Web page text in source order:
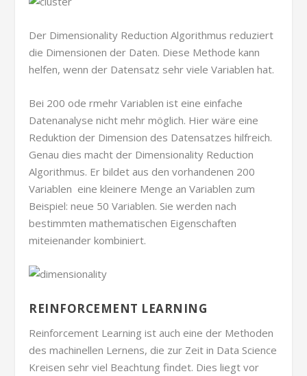
Der Dimensionality Reduction Algorithmus reduziert
die Dimensionen der Daten. Diese Methode kann
helfen, wenn der Datensatz sehr viele Variablen hat.
Bei 200 ode rmehr Variablen ist eine einfache
Datenanalyse nicht mehr möglich. Hier wäre eine
Reduktion der Dimension des Datensatzes hilfreich.
Genau dies macht der Dimensionality Reduction
Algorithmus. Er bildet aus den vorhandenen 200
Variablen eine kleinere Menge an Variablen zum
Beispiel: neue 50 Variablen. Sie werden nach
bestimmten mathematischen Eigenschaften
miteienander kombiniert.
REINFORCEMENT LEARNING
Reinforcement Learning ist auch eine der Methoden
des machinellen Lernens, die zur Zeit in Data Science
Kreisen sehr viel Beachtung findet. Dies liegt vor